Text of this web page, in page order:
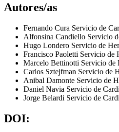
Autores/as
Fernando Cura Servicio de
Alfonsina Candiello Servicio
Hugo Londero Servicio de
Francisco Paoletti Servicio de
Marcelo Bettinotti Servicio de
Carlos Sztejfman Servicio de
Anibal Damonte Servicio de
Daniel Navia Servicio de
Jorge Belardi Servicio de
DOI: